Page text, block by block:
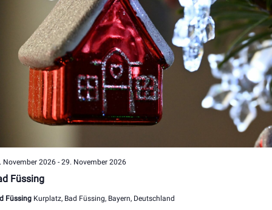
Füssing
November 2026- 29. November 2026
Füssing Kurplatz, Bad Füssing, Bayern, Deutschland